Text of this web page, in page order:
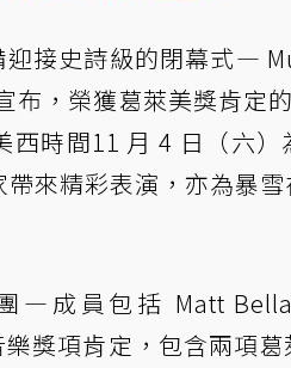
接史詩級的閉幕式—
布，榮獲葛萊美獎肯定
時間11 月 4 日（六）
來精彩表演，亦為暴
—成員包括 Matt
獎項肯定，包含兩項葛